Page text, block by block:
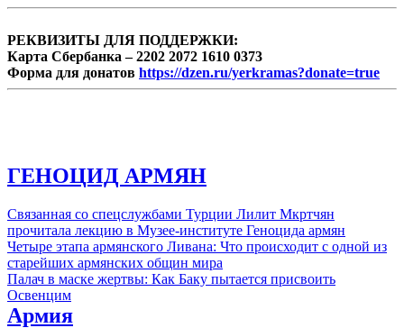
РЕКВИЗИТЫ ДЛЯ ПОДДЕРЖКИ:
Карта Сбербанка – 2202 2072 1610 0373
Форма для донатов https://dzen.ru/yerkramas?donate=true
ГЕНОЦИД АРМЯН
Связанная со спецслужбами Турции Лилит Мкртчян
прочитала лекцию в Музее-институте Геноцида армян
Четыре этапа армянского Ливана: Что происходит с одной из
старейших армянских общин мира
Палач в маске жертвы: Как Баку пытается присвоить
Освенцим
Армия